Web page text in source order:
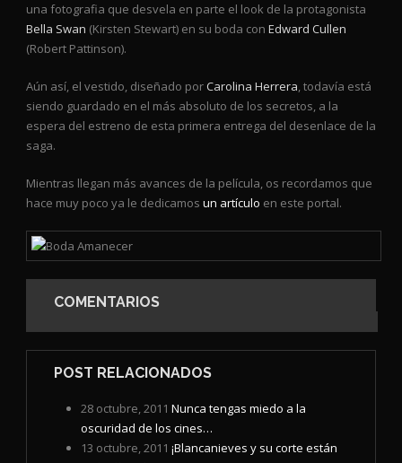
una fotografia que desvela en parte el look de la protagonista
Bella Swan (Kirsten Stewart) en su boda con Edward Cullen
(Robert Pattinson).
Aún así, el vestido, diseñado porCarolina Herrera, todavía está
siendo guardado en el más absoluto de los secretos, a la
espera del estreno de esta primera entrega del desenlace de la
saga.
Mientras llegan más avances de la película, os recordamos que
hace muy poco ya le dedicamos un artículo en este portal.
COMENTARIOS
POST RELACIONADOS
28 octubre, 2011 Nunca tengas miedo a la
oscuridad de los cines…
13 octubre, 2011 ¡Blancanieves y su corte están